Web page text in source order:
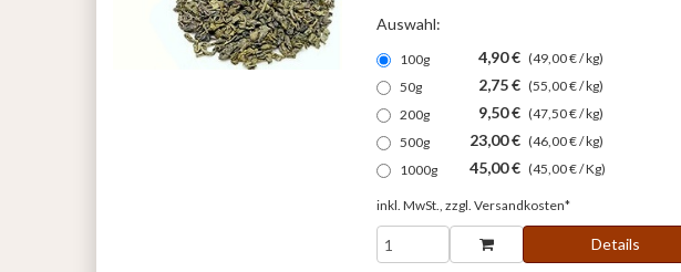
Auswahl:
100g 4,90 € (49,00 € / kg)
50g
2,75 € (55,00 € / kg)
200g
9,50 € (47,50 € / kg)
500g
23,00 € (46,00 € / kg)
1000g
45,00 € (45,00 € / Kg)
inkl. MwSt., zzgl. Versandkosten*
Details